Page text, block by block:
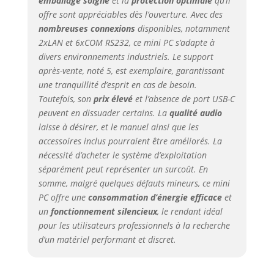
ordinateur. 4K HD
vidéo vous offrez une
expérience visuelle
exceptionnelle.
【Petite taille et
Portable, Puissant】
Dimension de 23,7 *
17,5 * 5,3 cm (1,65 kg),
le mini-ordinateur de
bureau est assez
compact, économie
d’espace et facile à
porter. Il n’a pas de
grand boîtier
d'ordinateur, mais il
possède toutes les
fonctions d'un
ordinateur normal ,
avec des
offre sont appréciables dès l’ouverture. Avec des
nombreuses connexions disponibles, notamment
2xLAN et 6xCOM RS232, ce mini PC s’adapte à
divers environnements industriels. Le support
après-vente, noté 5, est exemplaire, garantissant
une tranquillité d’esprit en cas de besoin.
Toutefois, son prix élevéet l’absence de port USB-C
peuvent en dissuader certains. La qualité audio
laisse à désirer, et le manuel ainsi que les
accessoires inclus pourraient être améliorés. La
nécessité d’acheter le système d’exploitation
séparément peut représenter un surcoût. En
somme, malgré quelques défauts mineurs, ce mini
PC offre une consommation d’énergie efficaceet
un fonctionnement silencieux, le rendant idéal
pour les utilisateurs professionnels à la recherche
d’un matériel performant et discret.